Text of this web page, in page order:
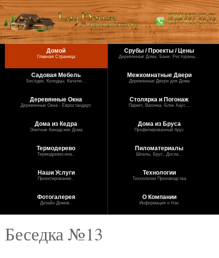
Домой
Главная Страница
Срубы / Проекты / Цены
Деревянные Дома, Бани, Рестораны...
Садовая Мебель
Беседки, Колодцы, Качели...
Межкомнатные Двери
Деревянные Двери для Дома
Деревянные Окна
Деревянные Окна - Евростандарт.
Столярка и Погонаж
Паркет, Вагонка, Блок Хаус...
Дома из Кедра
Элитные Канадские Дома
Дома из Бруса
Профилированный брус
Термодерево
Термодревесина..
Пиломатериалы
Шпалы, Брус, Доска...
Наши Услуги
Проектирование..
Технологии
Технологии Производства
Фотогалерея
Дизайн Домов..
О Компании
Информация о Нас
Беседка №13